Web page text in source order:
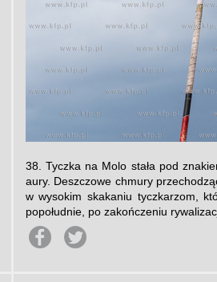
38. Tyczka na Molo stała pod
aury. Deszczowe chmury
w wysokim skakaniu tyczkarzom,
popołudnie, po zakończeniu